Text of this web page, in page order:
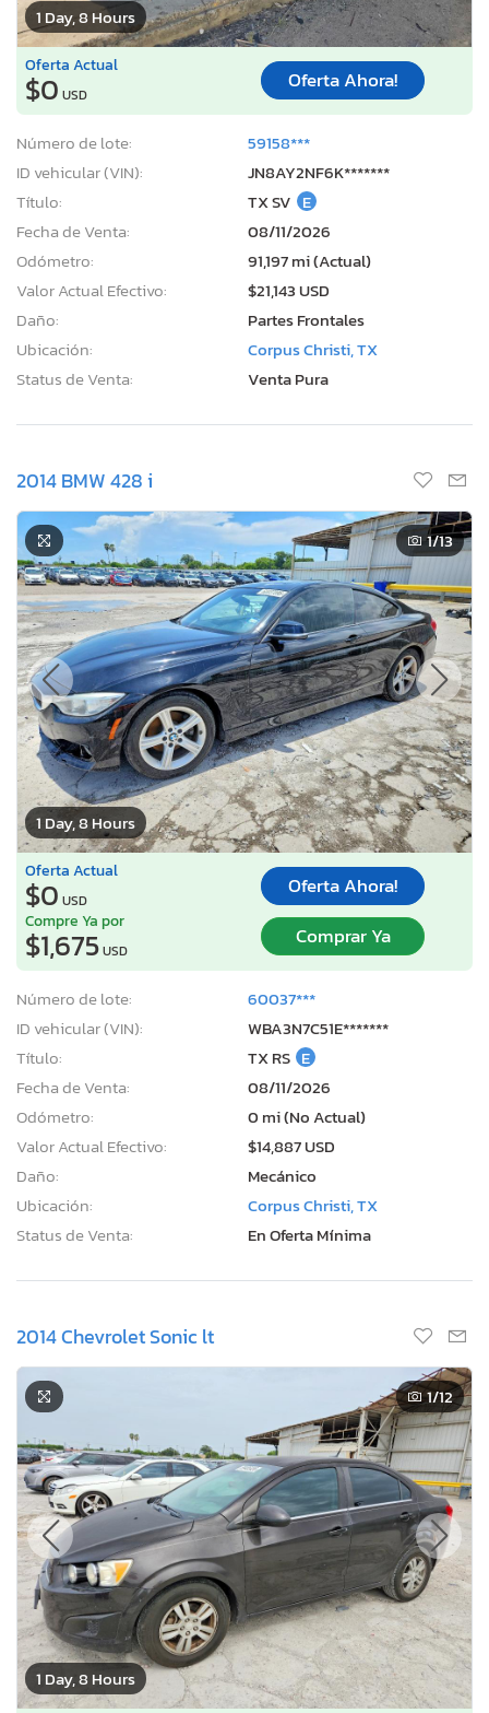
1 Day, 8 Hours
Oferta Actual
$0 USD
Oferta Ahora!
Número de lote:
59158***
ID vehicular (VIN):
JN8AY2NF6K*******
Título:
TX SV E
Fecha de Venta:
08/11/2026
Odómetro:
91,197 mi (Actual)
Valor Actual Efectivo:
$21,143 USD
Daño:
Partes Frontales
Ubicación:
Corpus Christi, TX
Status de Venta:
Venta Pura
2014 BMW 428 i
1 Day, 8 Hours
1/13
Oferta Actual
$0 USD
Oferta Ahora!
Compre Ya por
$1,675USD
Comprar Ya
Número de lote:
60037***
ID vehicular (VIN):
WBA3N7C51E*******
Título:
TX RS E
Fecha de Venta:
08/11/2026
Odómetro:
0 mi (No Actual)
Valor Actual Efectivo:
$14,887 USD
Daño:
Mecánico
Ubicación:
Corpus Christi, TX
Status de Venta:
En Oferta Mínima
2014 Chevrolet Sonic lt
1 Day, 8 Hours
1/12